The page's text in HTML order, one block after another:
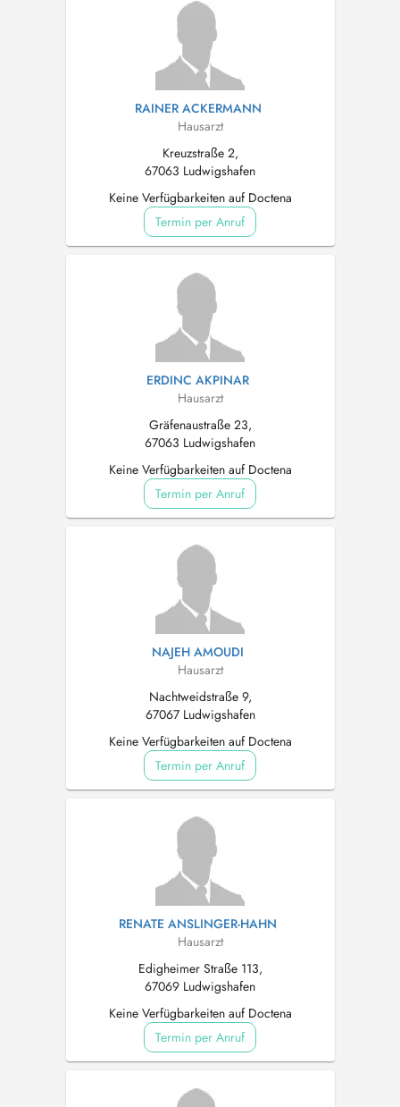
RAINER ACKERMANN
Hausarzt
Kreuzstraße 2,
67063 Ludwigshafen
Keine Verfügbarkeiten auf Doctena
Termin per Anruf
ERDINC AKPINAR
Hausarzt
Gräfenaustraße 23,
67063 Ludwigshafen
Keine Verfügbarkeiten auf Doctena
Termin per Anruf
NAJEH AMOUDI
Hausarzt
Nachtweidstraße 9,
67067 Ludwigshafen
Keine Verfügbarkeiten auf Doctena
Termin per Anruf
RENATE ANSLINGER-HAHN
Hausarzt
Edigheimer Straße 113,
67069 Ludwigshafen
Keine Verfügbarkeiten auf Doctena
Termin per Anruf